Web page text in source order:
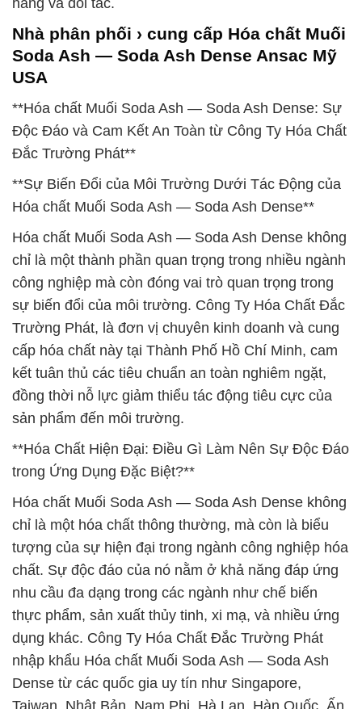
hàng và đối tác.
Nhà phân phối › cung cấp Hóa chất Muối
Soda Ash — Soda Ash Dense Ansac Mỹ
USA
**Hóa chất Muối Soda Ash — Soda Ash Dense: Sự
Độc Đáo và Cam Kết An Toàn từ Công Ty Hóa Chất
Đắc Trường Phát**
**Sự Biến Đổi của Môi Trường Dưới Tác Động của
Hóa chất Muối Soda Ash — Soda Ash Dense**
Hóa chất Muối Soda Ash — Soda Ash Dense không
chỉ là một thành phần quan trọng trong nhiều ngành
công nghiệp mà còn đóng vai trò quan trọng trong
sự biến đổi của môi trường. Công Ty Hóa Chất Đắc
Trường Phát, là đơn vị chuyên kinh doanh và cung
cấp hóa chất này tại Thành Phố Hồ Chí Minh, cam
kết tuân thủ các tiêu chuẩn an toàn nghiêm ngặt,
đồng thời nỗ lực giảm thiểu tác động tiêu cực của
sản phẩm đến môi trường.
**Hóa Chất Hiện Đại: Điều Gì Làm Nên Sự Độc Đáo
trong Ứng Dụng Đặc Biệt?**
Hóa chất Muối Soda Ash — Soda Ash Dense không
chỉ là một hóa chất thông thường, mà còn là biểu
tượng của sự hiện đại trong ngành công nghiệp hóa
chất. Sự độc đáo của nó nằm ở khả năng đáp ứng
nhu cầu đa dạng trong các ngành như chế biến
thực phẩm, sản xuất thủy tinh, xi mạ, và nhiều ứng
dụng khác. Công Ty Hóa Chất Đắc Trường Phát
nhập khẩu Hóa chất Muối Soda Ash — Soda Ash
Dense từ các quốc gia uy tín như Singapore,
Taiwan, Nhật Bản, Nam Phi, Hà Lan, Hàn Quốc, Ấn